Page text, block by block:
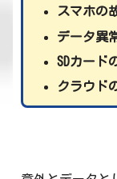
スマホの
データ異
SDカード
クラウド